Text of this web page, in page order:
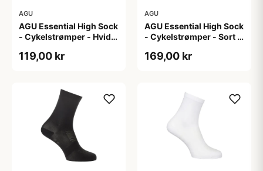
AGU
AGU Essential High Sock
- Cykelstrømper - Hvid -
119,00 kr
AGU
AGU Essential High Sock
- Cykelstrømper - Sort -
169,00 kr